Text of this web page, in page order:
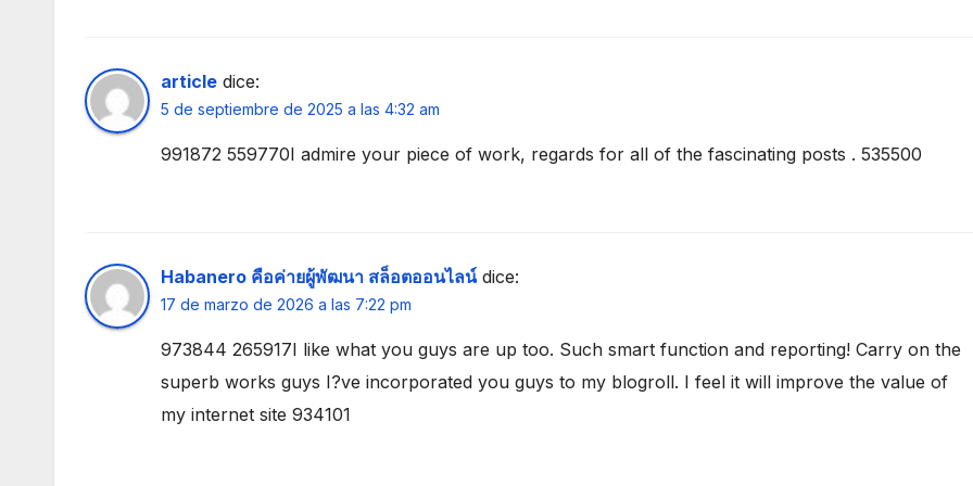
article dice:
5 de septiembre de 2025 a las 4:32 am
991872 559770I admire your piece of work, regards for all of the fascinating posts . 535500
Habanero คือค่ายผู้พัฒนา สล็อตออนไลน์ dice:
17 de marzo de 2026 a las 7:22 pm
973844 265917I like what you guys are up too. Such smart function and reporting! Carry on the
superb works guys I?ve incorporated you guys to my blogroll. I feel it will improve the value of
my internet site 934101